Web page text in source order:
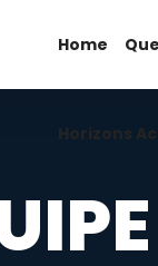
Home
Horizons
Horizons